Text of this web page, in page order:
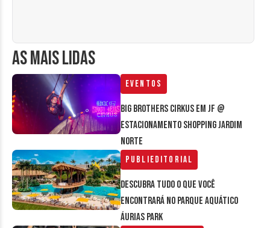
AS MAIS LIDAS
Eventos
Big Brothers Cirkus em JF @
estacionamento Shopping Jardim
Norte
Publieditorial
Descubra tudo o que você
encontrará no parque aquático
Áurias Park